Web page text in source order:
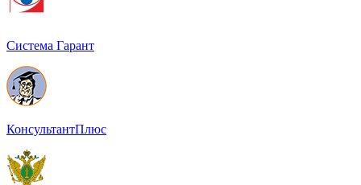
Система Гарант
КонсультантПлюс